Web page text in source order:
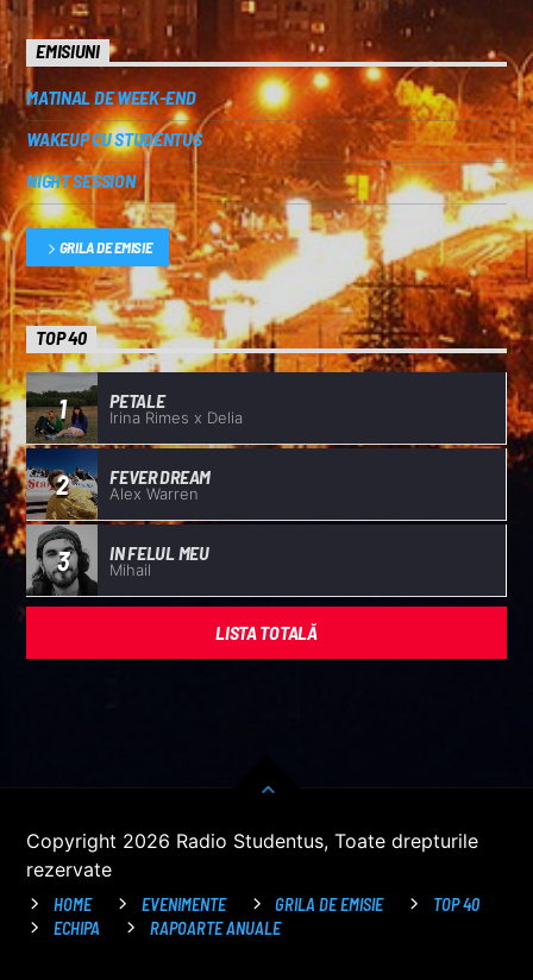
EMISIUNI
MATINAL DE WEEK-END
WAKEUP CU STUDENTUS
NIGHT SESSION
GRILA DE EMISIE
TOP 40
1 PETALE
Irina Rimes x Delia
2 FEVER DREAM
Alex Warren
3 IN FELUL MEU
Mihail
LISTA TOTALĂ
Copyright 2026 Radio Studentus, Toate drepturile
rezervate
HOME EVENIMENTE GRILA DE EMISIE
TOP 40
ECHIPA
RAPOARTE ANUALE